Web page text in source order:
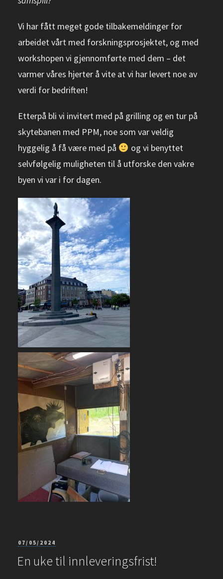
Vi har fått meget gode tilbakemeldinger for
arbeidet vårt med forskningsprosjektet, og med
workshopen vi gjennomførte med dem – det
varmer våres hjerter å vite at vi har levert noe av
verdi for bedriften!
Etterpå bli vi invitert med på grilling og en tur på
skytebanen med PPM, noe som var veldig
hyggelig å få være med på
og vi benyttet
selvfølgelig muligheten til å utforske den vakre
byen vi var i for dagen.
PUBLISERT
07/05/2024
En uke til innleveringsfrist!